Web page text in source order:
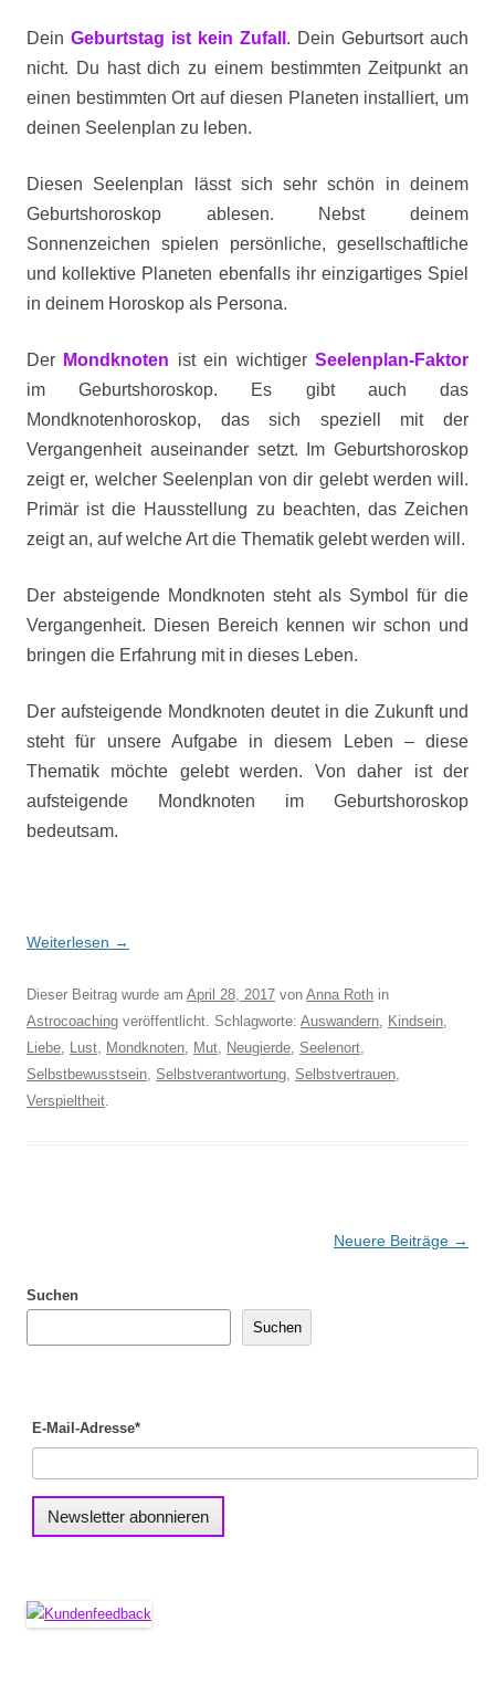
Dein Geburtstag ist kein Zufall . Dein Geburtsort auch
nicht. Du hast dich zu einem bestimmten Zeitpunkt an
einen bestimmten Ort auf diesen Planeten installiert, um
deinen Seelenplan zu leben.
Diesen Seelenplan lässt sich sehr schön in deinem
Geburtshoroskop ablesen. Nebst deinem
Sonnenzeichen spielen persönliche, gesellschaftliche
und kollektive Planeten ebenfalls ihr einzigartiges Spiel
in deinem Horoskop als Persona.
Der Mondknoten ist ein wichtigerSeelenplan-Faktor
im Geburtshoroskop. Es gibt auch das
Mondknotenhoroskop, das sich speziell mit der
Vergangenheit auseinander setzt. Im Geburtshoroskop
zeigt er, welcher Seelenplan von dir gelebt werden will.
Primär ist die Hausstellung zu beachten, das Zeichen
zeigt an, auf welche Art die Thematik gelebt werden will.
Der absteigende Mondknoten steht als Symbol für die
Vergangenheit. Diesen Bereich kennen wir schon und
bringen die Erfahrung mit in dieses Leben.
Der aufsteigende Mondknoten deutet in die Zukunft und
steht für unsere Aufgabe in diesem Leben – diese
Thematik möchte gelebt werden. Von daher ist der
aufsteigende Mondknoten im Geburtshoroskop
bedeutsam.
Weiterlesen →
Dieser Beitrag wurde am April 28, 2017 von Anna Roth in
Astrocoaching veröffentlicht. Schlagworte: Auswandern, Kindsein,
Liebe, Lust, Mondknoten, Mut, Neugierde, Seelenort,
Selbstbewusstsein, Selbstverantwortung, Selbstvertrauen,
Verspieltheit.
Neuere Beiträge →
Suchen
Suchen
E-Mail-Adresse*